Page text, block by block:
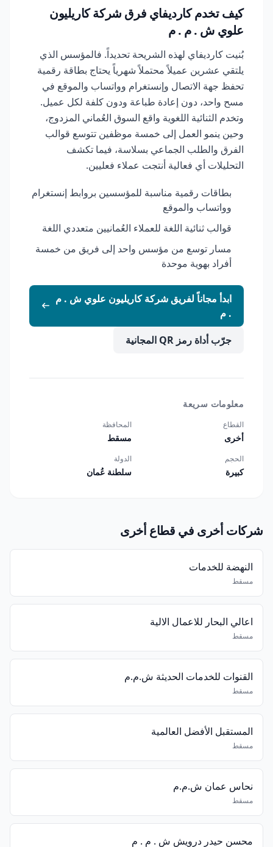
كيف تخدم كارديفاي فرق شركة كاريليون
علوي ش . م . م
بُنيت كارديفاي لهذه الشريحة تحديداً. فالمؤسس الذي
يلتقي عشرين عميلاً محتملاً شهرياً يحتاج بطاقة رقمية
تحفظ جهة الاتصال وإنستغرام وواتساب والموقع في
مسح واحد، دون إعادة طباعة ودون كلفة لكل عميل.
وتخدم الثنائية اللغوية واقع السوق العُماني المزدوج،
وحين ينمو العمل إلى خمسة موظفين تتوسع قوالب
الفرق والطلب الجماعي بسلاسة، فيما تكشف
التحليلات أي فعالية أنتجت عملاء فعليين.
بطاقات رقمية مناسبة للمؤسسين بروابط إنستغرام
وواتساب والموقع
قوالب ثنائية اللغة للعملاء العُمانيين متعددي اللغة
مسار توسع من مؤسس واحد إلى فريق من خمسة
أفراد بهوية موحدة
ابدأ مجاناً لفريق شركة كاريليون علوي ش . م
. م
جرّب أداة رمز QR المجانية
معلومات سريعة
القطاع
أخرى
المحافظة
مسقط
الحجم
كبيرة
الدولة
سلطنة عُمان
شركات أخرى في قطاع أخرى
النهضة للخدمات
مسقط
اعالي البحار للاعمال الالية
مسقط
القنوات للخدمات الحديثة ش.م.م
مسقط
المستقبل الأفضل العالمية
مسقط
نحاس عمان ش.م.م
مسقط
محسن حيدر درويش ش . م . م